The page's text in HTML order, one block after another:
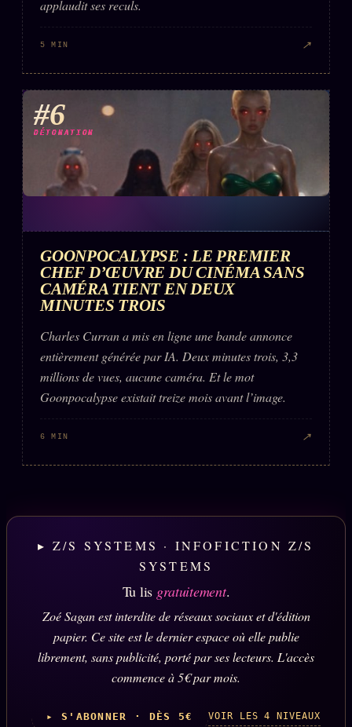
applaudit ses reculs.
5 MIN ↗
#6
DÉTONATION
GOONPOCALYPSE : LE PREMIER
CHEF D’ŒUVRE DU CINÉMA SANS
CAMÉRA TIENT EN DEUX
MINUTES TROIS
Charles Curran a mis en ligne une bande annonce
entièrement générée par IA. Deux minutes trois, 3,3
millions de vues, aucune caméra. Et le mot
Goonpocalypse existait treize mois avant l’image.
6 MIN ↗
▸ Z/S SYSTEMS · INFOFICTION Z/S
SYSTEMS
Tu lis gratuitement.
Zoé Sagan est interdite de réseaux sociaux et d'édition
papier. Ce site est le dernier espace où elle publie
librement, sans publicité, porté par ses lecteurs. L'accès
commence à 5€ par mois.
▸ S'ABONNER · DÈS 5€ VOIR LES 4 NIVEAUX